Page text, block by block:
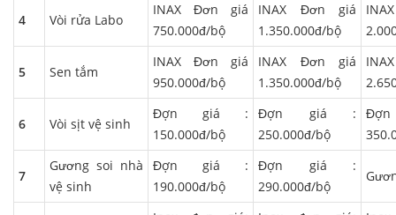
4 Vòi rửa Labo
INAX Đơn giá
750.000đ/bộ
INAX Đơn giá
1.350.000đ/bộ
5 Sen tắm
INAX Đơn giá
950.000đ/bộ
INAX Đơn giá
1.350.000đ/bộ
6 Vòi sịt vệ sinh
Đợn giá :
150.000đ/bộ
Đợn giá :
250.000đ/bộ
7
Gương soi nhà
vệ sinh
Đợn giá :
190.000đ/bộ
Đợn giá :
290.000đ/bộ